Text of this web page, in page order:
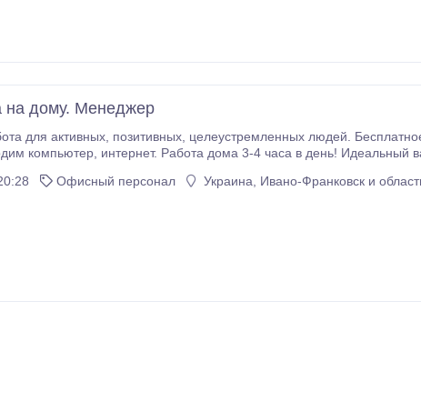
на дому. Менеджер
людей. Бесплатное обучение(удаленно) за счет компании. Для
в день! Идеальный вариант для безработных, студентов,
Офисный персонал Украина, Ивано-Франковск и